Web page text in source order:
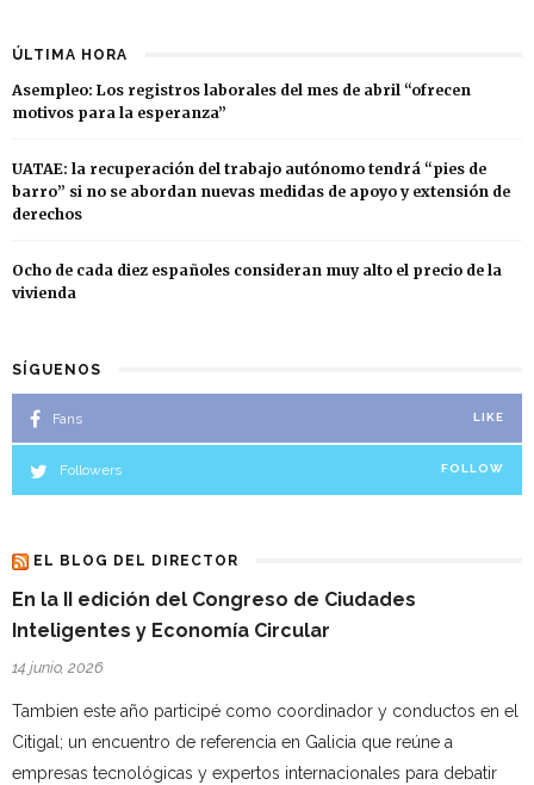
ÚLTIMA HORA
Asempleo: Los registros laborales del mes de abril “ofrecen
motivos para la esperanza”
UATAE: la recuperación del trabajo autónomo tendrá “pies de
barro” si no se abordan nuevas medidas de apoyo y extensión de
derechos
Ocho de cada diez españoles consideran muy alto el precio de la
vivienda
SÍGUENOS
Fans LIKE
Followers FOLLOW
EL BLOG DEL DIRECTOR
En la II edición del Congreso de Ciudades
Inteligentes y Economía Circular
14 junio, 2026
Tambien este año participé como coordinador y conductos en el
Citigal; un encuentro de referencia en Galicia que reúne a
empresas tecnológicas y expertos internacionales para debatir